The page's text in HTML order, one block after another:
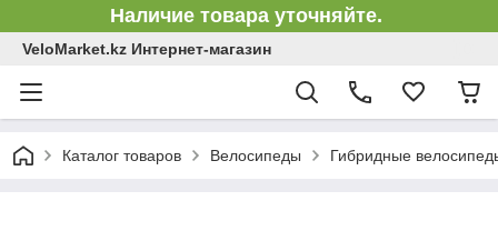
Наличие товара уточняйте.
VeloMarket.kz Интернет-магазин
Каталог товаров Велосипеды Гибридные